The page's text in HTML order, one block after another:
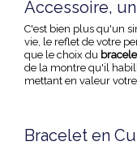
Accessoire,
C'est bien plus qu'un
vie, le reflet de votre
que le choix du
de la montre qu'il
mettant en valeur
Bracelet en